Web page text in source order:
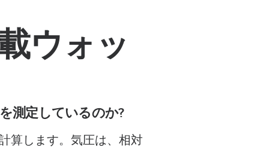
ウォッ
測定しているのか?
算します。気圧は、相対